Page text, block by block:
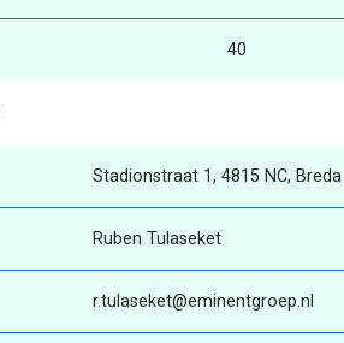
40
Stadionstraat 1, 4815 NC, Breda
Ruben Tulaseket
r.tulaseket@eminentgroep.nl